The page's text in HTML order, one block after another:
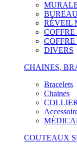
RÉVEIL
DIVERS
CHAINES,
Bracelets
Chaines
COUTEAUX